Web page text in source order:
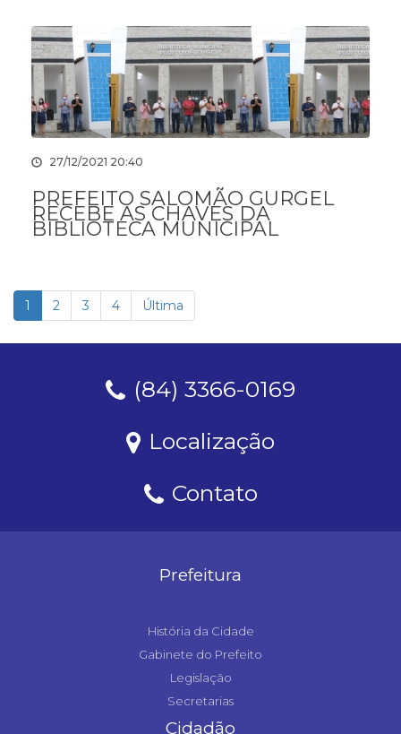
27/12/2021 20:40
PREFEITO SALOMÃO GURGEL
RECEBE AS CHAVES DA
BIBLIOTECA MUNICIPAL
1 2 3 4 Última
(84) 3366-0169
Localização
Contato
Prefeitura
História da Cidade
Gabinete do Prefeito
Legislação
Secretarias
Cidadão